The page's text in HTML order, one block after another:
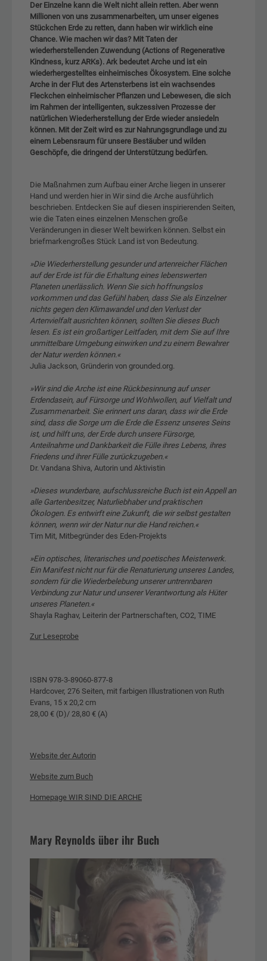
Der Einzelne kann die Welt nicht allein retten. Aber wenn
Millionen von uns zusammenarbeiten, um unser eigenes
Stückchen Erde zu retten, dann haben wir wirklich eine
Chance. Wie machen wir das? Mit Taten der
wiederherstellenden Zuwendung (Actions of Regenerative
Kindness, kurz ARKs). Ark bedeutet Arche und ist ein
wiederhergestelltes einheimisches Ökosystem. Eine solche
Arche in der Flut des Artensterbens ist ein wachsendes
Fleckchen einheimischer Pflanzen und Lebewesen, die sich
im Rahmen der intelligenten, sukzessiven Prozesse der
natürlichen Wiederherstellung der Erde wieder ansiedeln
können. Mit der Zeit wird es zur Nahrungsgrundlage und zu
einem Lebensraum für unsere Bestäuber und wilden
Geschöpfe, die dringend der Unterstützung bedürfen.
Die Maßnahmen zum Aufbau einer Arche liegen in unserer
Hand und werden hier in Wir sind die Arche ausführlich
beschrieben. Entdecken Sie auf diesen inspirierenden Seiten,
wie die Taten eines einzelnen Menschen große
Veränderungen in dieser Welt bewirken können. Selbst ein
briefmarkengroßes Stück Land ist von Bedeutung.
»Die Wiederherstellung gesunder und artenreicher Flächen
auf der Erde ist für die Erhaltung eines lebenswerten
Planeten unerlässlich. Wenn Sie sich hoffnungslos
vorkommen und das Gefühl haben, dass Sie als Einzelner
nichts gegen den Klimawandel und den Verlust der
Artenvielfalt ausrichten können, sollten Sie dieses Buch
lesen. Es ist ein großartiger Leitfaden, mit dem Sie auf Ihre
unmittelbare Umgebung einwirken und zu einem Bewahrer
der Natur werden können.«
Julia Jackson, Gründerin von grounded.org.
»Wir sind die Arche ist eine Rückbesinnung auf unser
Erdendasein, auf Fürsorge und Wohlwollen, auf Vielfalt und
Zusammenarbeit. Sie erinnert uns daran, dass wir die Erde
sind, dass die Sorge um die Erde die Essenz unseres Seins
ist, und hilft uns, der Erde durch unsere Fürsorge,
Anteilnahme und Dankbarkeit die Fülle ihres Lebens, ihres
Friedens und ihrer Fülle zurückzugeben.«
Dr. Vandana Shiva, Autorin und Aktivistin
»Dieses wunderbare, aufschlussreiche Buch ist ein Appell an
alle Gartenbesitzer, Naturliebhaber und praktischen
Ökologen. Es entwirft eine Zukunft, die wir selbst gestalten
können, wenn wir der Natur nur die Hand reichen.«
Tim Mit, Mitbegründer des Eden-Projekts
»Ein optisches, literarisches und poetisches Meisterwerk.
Ein Manifest nicht nur für die Renaturierung unseres Landes,
sondern für die Wiederbelebung unserer untrennbaren
Verbindung zur Natur und unserer Verantwortung als Hüter
unseres Planeten.«
Shayla Raghav, Leiterin der Partnerschaften, CO2, TIME
Zur Leseprobe
ISBN 978-3-89060-877-8
Hardcover, 276 Seiten, mit farbigen Illustrationen von Ruth
Evans, 15 x 20,2 cm
28,00 € (D)/ 28,80 € (A)
Website der Autorin
Website zum Buch
Homepage WIR SIND DIE ARCHE
Mary Reynolds über ihr Buch